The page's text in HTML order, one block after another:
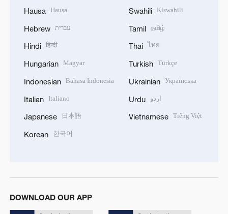
Hausa Hausa
Hebrew עברית
Hindi हिन्दी
Hungarian Magyar
Indonesian Bahasa Indonesia
Italian Italiano
Japanese 日本語
Korean 한국어
Swahili Kiswahili
Tamil தமிழ்
Thai ไทย
Turkish Türkçe
Ukrainian Українська
Urdu اردو
Vietnamese Tiếng Việt
DOWNLOAD OUR APP